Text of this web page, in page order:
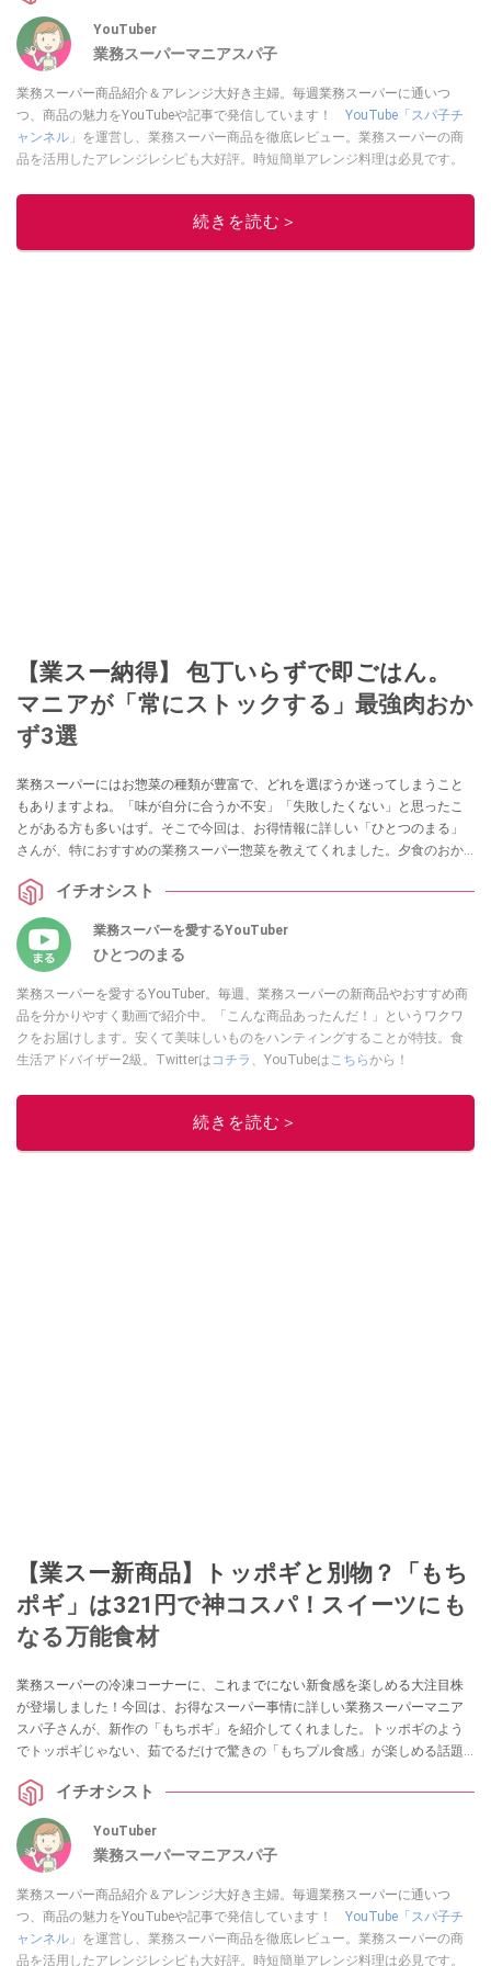
YouTuber
業務スーパーマニアスパ子
業務スーパー商品紹介＆アレンジ大好き主婦。毎週業務スーパーに通いつ
つ、商品の魅力をYouTubeや記事で発信しています！ YouTube「スパ子チ
ャンネル」 を運営し、業務スーパー商品を徹底レビュー。業務スーパーの商
品を活用したアレンジレシピも大好評。時短簡単アレンジ料理は必見です。
このイチオシストの他の記事を読む
続きを読む＞
【業スー納得】 包丁いらずで即ごはん。
マニアが「常にストックする」最強肉おか
ず3選
業務スーパーにはお惣菜の種類が豊富で、どれを選ぼうか迷ってしまうこと
もありますよね。「味が自分に合うか不安」「失敗したくない」と思ったこ
とがある方も多いはず。そこで今回は、お得情報に詳しい「ひとつのまる」
さんが、特におすすめの業務スーパー惣菜を教えてくれました。夕食のおか
ださい。イチオシスト
業務スーパーを愛するYouTuber
ひとつのまる
業務スーパーを愛するYouTuber。毎週、業務スーパーの新商品やおすすめ商
品を分かりやすく動画で紹介中。「こんな商品あったんだ！」というワクワ
クをお届けします。安くて美味しいものをハンティングすることが特技。食
生活アドバイザー2級。Twitterは コチラ 、YouTubeはこちらから！
このイチオシストの他の記事を読む
続きを読む＞
【業スー新商品】トッポギと別物？「もち
ポギ」は321円で神コスパ！スイーツにも
なる万能食材
業務スーパーの冷凍コーナーに、これまでにない新食感を楽しめる大注目株
が登場しました！今回は、お得なスーパー事情に詳しい業務スーパーマニア
スパ子さんが、新作の「もちポギ」を紹介してくれました。トッポギのよう
でトッポギじゃない、茹でるだけで驚きの「もちプル食感」が楽しめる話題
すことなくお届けします！
イチオシスト
YouTuber
業務スーパーマニアスパ子
業務スーパー商品紹介＆アレンジ大好き主婦。毎週業務スーパーに通いつ
つ、商品の魅力をYouTubeや記事で発信しています！ YouTube「スパ子チ
ャンネル」 を運営し、業務スーパー商品を徹底レビュー。業務スーパーの商
品を活用したアレンジレシピも大好評。時短簡単アレンジ料理は必見です。